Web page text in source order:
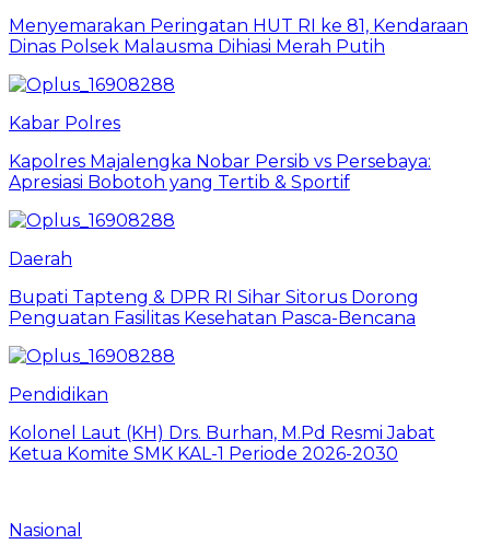
Menyemarakan Peringatan HUT RI ke 81, Kendaraan
Dinas Polsek Malausma Dihiasi Merah Putih
Kabar Polres
Kapolres Majalengka Nobar Persib vs Persebaya:
Apresiasi Bobotoh yang Tertib & Sportif
Daerah
Bupati Tapteng & DPR RI Sihar Sitorus Dorong
Penguatan Fasilitas Kesehatan Pasca-Bencana
Pendidikan
Kolonel Laut (KH) Drs. Burhan, M.Pd Resmi Jabat
Ketua Komite SMK KAL-1 Periode 2026-2030
Nasional